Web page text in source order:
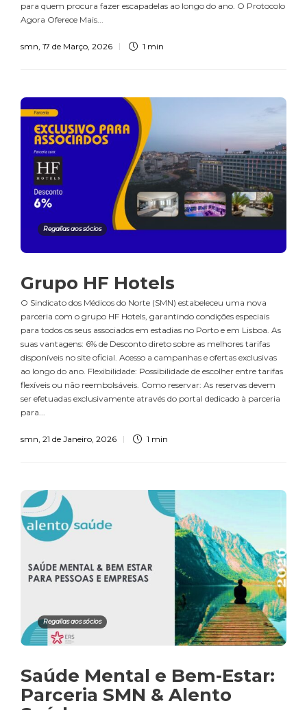
para quem procura fazer escapadelas ao longo do ano. O Protocolo
Agora Oferece Mais...
smn, 17 de Março, 2026 1 min
Regalias aos sócios
Grupo HF Hotels
O Sindicato dos Médicos do Norte (SMN) estabeleceu uma nova
parceria com o grupo HF Hotels, garantindo condições especiais
para todos os seus associados em estadias no Porto e em Lisboa. As
suas vantagens: 6% de Desconto direto sobre as melhores tarifas
disponíveis no site oficial. Acesso a campanhas e ofertas exclusivas
ao longo do ano. Flexibilidade: Possibilidade de escolher entre tarifas
flexíveis ou não reembolsáveis. Como reservar: As reservas devem
ser efetuadas exclusivamente através do portal dedicado à parceria
para...
smn, 21 de Janeiro, 2026 1 min
Regalias aos sócios
Saúde Mental e Bem-Estar:
Parceria SMN & Alento